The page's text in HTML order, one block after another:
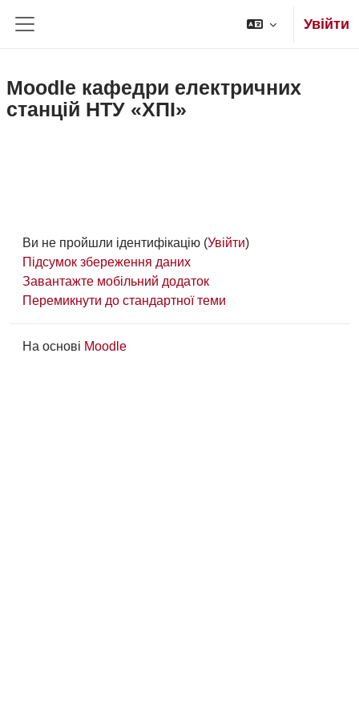
Увійти
Moodle кафедри електричних
станцій НТУ «ХПІ»
Ви не пройшли ідентифікацію (Увійти)
Підсумок збереження даних
Завантажте мобільний додаток
Перемикнути до стандартної теми
На основі Moodle